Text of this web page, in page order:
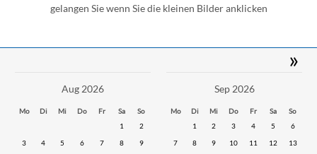
gelangen Sie wenn Sie die kleinen Bilder anklicken
»
Aug 2026
Mo Di Mi Do Fr Sa
So
1
2
3
4 5 6 7 8 9
Sep 2026
Mo Di Mi Do Fr Sa
So
1
2 3 4 5
6
7
8 9 10 11 12 13